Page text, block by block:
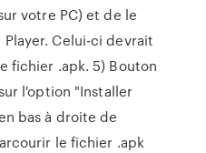
votre PC) et de le
Celui-ci devrait
fichier .apk. 5) Bouton
l'option "Installer
bas à droite de
le fichier .apk